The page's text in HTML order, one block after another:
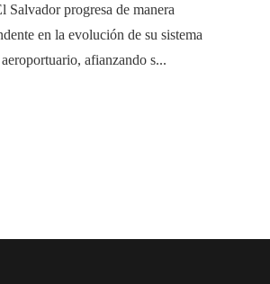
Salvador progresa de manera
en la evolución de su sistema
aeroportuario, afianzando s...